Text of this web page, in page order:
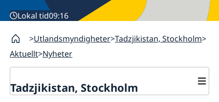
Lokal tid09:16
Utlandsmyndigheter Tadzjikistan, Stockholm
Aktuellt Nyheter
Tadzjikistan, Stockholm